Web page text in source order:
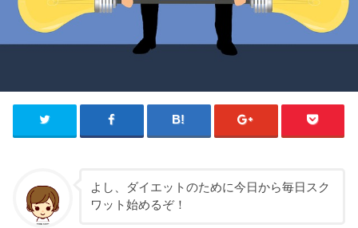
よし、ダイエットのために今日から毎日スク
ワット始めるぞ！